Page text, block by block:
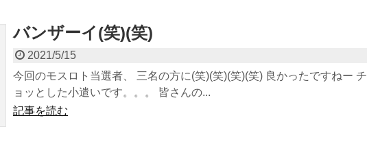
バンザーイ(笑)(笑)
2021/5/15
今回のモスロト当選者、 三名の方に(笑)(笑)(笑)(笑) 良かったですねー チ
ョッとした小遣いです。。。 皆さんの...
記事を読む